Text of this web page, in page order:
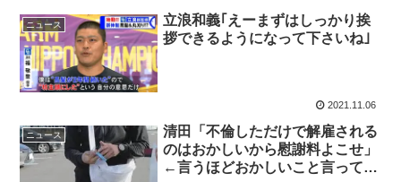
ニュース
立浪和義｢えーまずはしっかり挨
拶できるようになって下さいね｣
2021.11.06
ニュース
清田「不倫しただけで解雇される
のはおかしいから慰謝料よこせ」
←言うほどおかしいこと言ってる